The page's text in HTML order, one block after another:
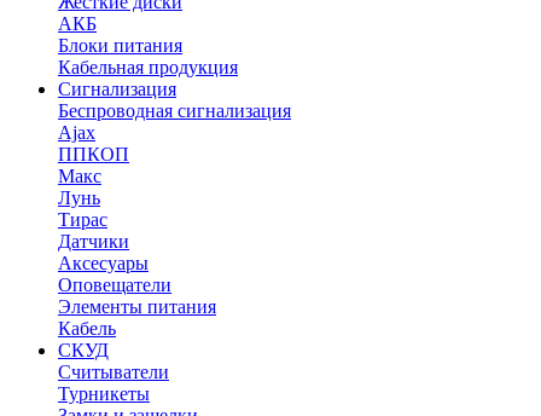
АКБ
Блоки питания
Кабельная продукция
Сигнализация
Беспроводная сигнализация
Ajax
ППКОП
Макс
Лунь
Тирас
Датчики
Аксесуары
Оповещатели
Элементы питания
Кабель
СКУД
Считыватели
Турникеты